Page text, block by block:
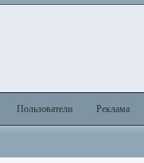
Пользователи Реклама